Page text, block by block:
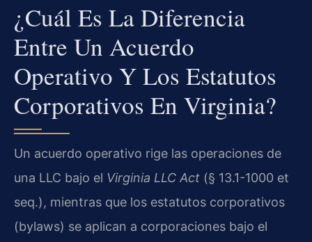
¿Cuál Es La Diferencia
Entre Un Acuerdo
Operativo Y Los Estatutos
Corporativos En Virginia?
Un acuerdo operativo rige las operaciones de
una LLC bajo el Virginia LLC Act (§ 13.1-1000 et
seq.), mientras que los estatutos corporativos
(bylaws) se aplican a corporaciones bajo el